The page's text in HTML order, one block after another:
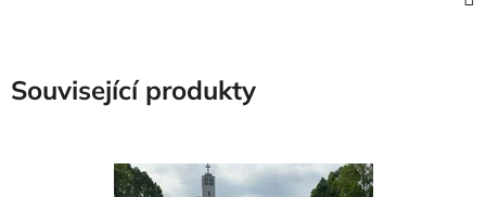
Související produkty